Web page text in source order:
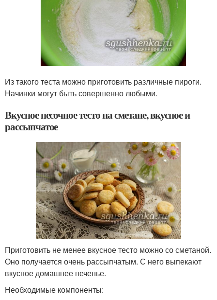
Из такого теста можно приготовить различные пироги.
Начинки могут быть совершенно любыми.
Вкусное песочное тесто на сметане, вкусное и
рассыпчатое
Приготовить не менее вкусное тесто можно со сметаной.
Оно получается очень рассыпчатым. С него выпекают
вкусное домашнее печенье.
Необходимые компоненты: